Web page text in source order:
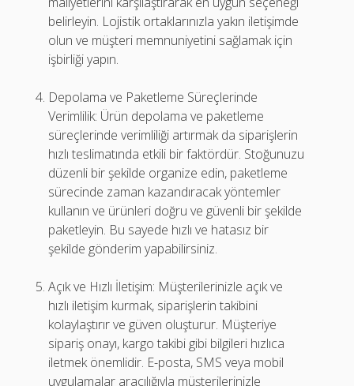
belirleyin. Lojistik ortaklarınızla yakın iletişimde
olun ve müşteri memnuniyetini sağlamak için
işbirliği yapın.
Depolama ve Paketleme Süreçlerinde
Verimlilik: Ürün depolama ve paketleme
süreçlerinde verimliliği artırmak da siparişlerin
hızlı teslimatında etkili bir faktördür. Stoğunuzu
düzenli bir şekilde organize edin, paketleme
sürecinde zaman kazandıracak yöntemler
kullanın ve ürünleri doğru ve güvenli bir şekilde
paketleyin. Bu sayede hızlı ve hatasız bir
şekilde gönderim yapabilirsiniz.
Açık ve Hızlı İletişim: Müşterilerinizle açık ve
hızlı iletişim kurmak, siparişlerin takibini
kolaylaştırır ve güven oluşturur. Müşteriye
sipariş onayı, kargo takibi gibi bilgileri hızlıca
iletmek önemlidir. E-posta, SMS veya mobil
uygulamalar aracılığıyla müşterilerinizle